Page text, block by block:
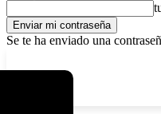
Se te ha enviado una